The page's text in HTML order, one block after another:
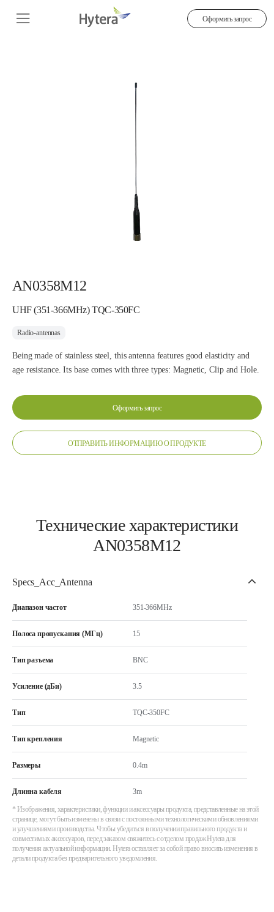
Оформить запрос
AN0358M12
UHF (351-366MHz) TQC-350FC
Radio-antennas
Being made of stainless steel, this antenna features good elasticity and
age resistance. Its base comes with three types: Magnetic, Clip and Hole.
Оформить запрос
ОТПРАВИТЬ ИНФОРМАЦИЮ О ПРОДУКТЕ
Технические характеристики
AN0358M12
Specs_Acc_Antenna
Диапазон частот 351-366MHz
Полоса пропускания (МГц) 15
Тип разъема BNC
Усиление (дБи) 3.5
Тип TQC-350FC
Тип крепления Magnetic
Размеры 0.4m
Длинна кабеля 3m
* Изображения, характеристики, функции и аксессуары продукта, представленные на этой
странице, могут быть изменены в связи с постоянными технологическими обновлениями
и улучшениями производства. Чтобы убедиться в получении правильного продукта и
совместимых аксессуаров, перед заказом свяжитесь с отделом продаж Hytera для
получения актуальной информации. Hytera оставляет за собой право вносить изменения в
детали продукта без предварительного уведомления.